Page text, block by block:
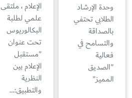
وحدة الإرشاد
الطلابي تحتفي
بالصداقة
والتسامح في
فعالية
"الصديق
المميز"
الإعلام ، ملتقى
علمي لطلبة
البكالوريوس
تحت عنوان
"مستقبل
الإعلام بين
النظرية
والتطبيق:…